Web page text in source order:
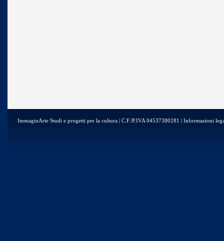
ImmaginArte Studi e progetti per la cultura | C.F./P.IVA 04537380281 | Informazioni